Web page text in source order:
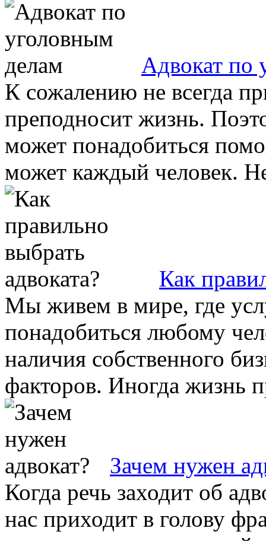
Адвокат по
К сожалению не всегда
преподносит жизнь.
может понадобиться
может каждый человек.
Как
Мы живем в мире, где
понадобиться любому
наличия собственного
факторов. Иногда жизнь
Зачем нужен
Когда речь заходит об
нас приходит в голову